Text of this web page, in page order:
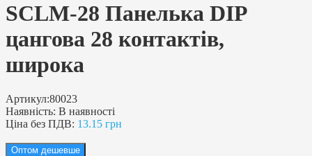
SCLM-28 Панелька DIP
цангова 28 контактів,
широка
Артикул:80023
Наявність: В наявності
Ціна без ПДВ: 13.15 грн
Оптом дешевше